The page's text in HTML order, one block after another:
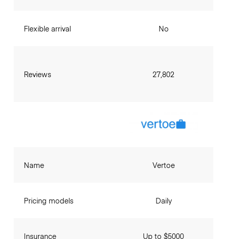
Flexible arrival
Reviews
No
27,802
Name
Pricing models
Insurance
Vertoe
Daily
Up to $5000